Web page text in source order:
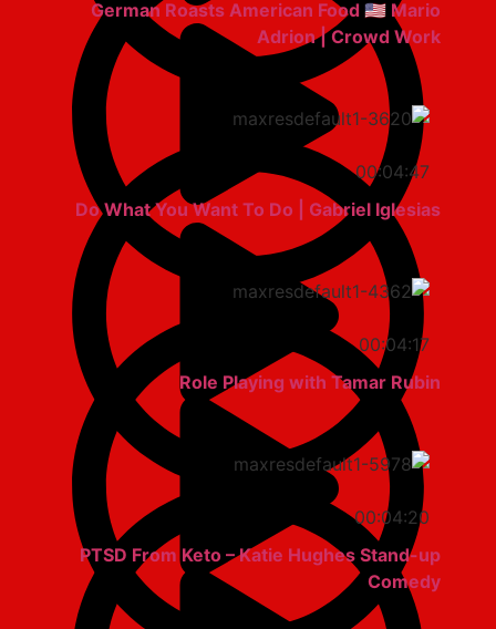
German Roasts American Food 🇺🇸 Mario
Adrion | Crowd Work
00:04:47
Do What You Want To Do | Gabriel Iglesias
00:04:17
Role Playing with Tamar Rubin
00:04:20
PTSD From Keto – Katie Hughes Stand-up
Comedy